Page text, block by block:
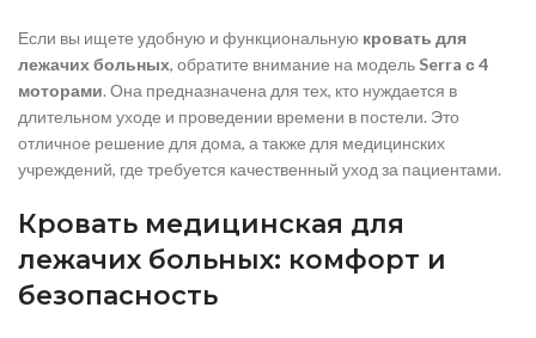
Если вы ищете удобную и функциональную кровать для
лежачих больных, обратите внимание на модель Serra с 4
моторами. Она предназначена для тех, кто нуждается в
длительном уходе и проведении времени в постели. Это
отличное решение для дома, а также для медицинских
учреждений, где требуется качественный уход за пациентами.
Кровать медицинская для
лежачих больных: комфорт и
безопасность